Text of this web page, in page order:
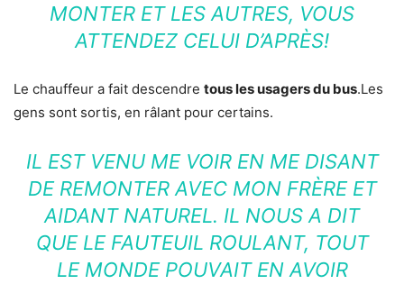
MONTER ET LES AUTRES, VOUS
ATTENDEZ CELUI D’APRÈS!
Le chauffeur a fait descendre tous les usagers du bus.Les
gens sont sortis, en râlant pour certains.
IL EST VENU ME VOIR EN ME DISANT
DE REMONTER AVEC MON FRÈRE ET
AIDANT NATUREL. IL NOUS A DIT
QUE LE FAUTEUIL ROULANT, TOUT
LE MONDE POUVAIT EN AVOIR